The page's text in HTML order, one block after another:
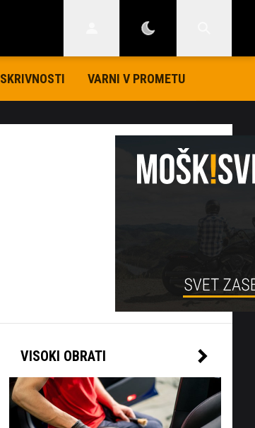
SKRIVNOSTI VARNI V PROMETU
VISOKI OBRATI